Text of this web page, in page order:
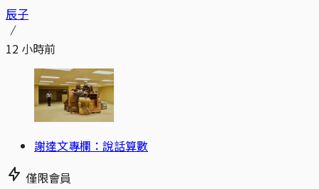
辰子
12 小時前
謝達文專欄：說話算數
僅限會員